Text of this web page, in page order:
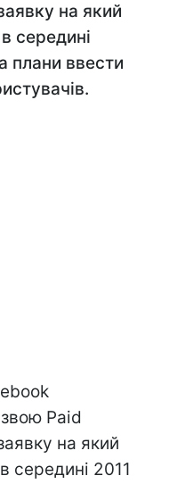
на який
середині
плани ввести
Paid
на який
середині 2011